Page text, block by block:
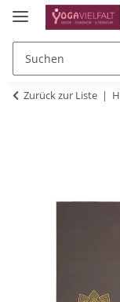
Zurück zur Liste